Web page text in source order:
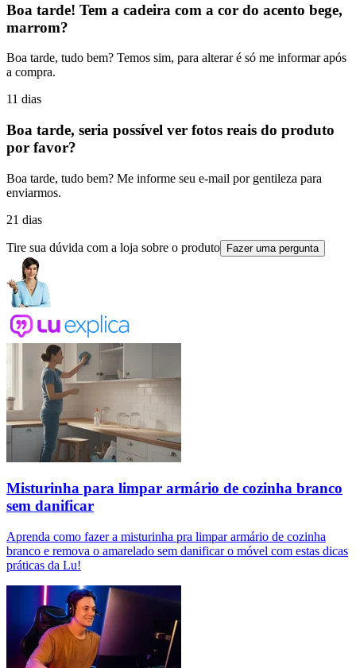
Boa tarde! Tem a cadeira com a cor do acento bege,
marrom?
Boa tarde, tudo bem? Temos sim, para alterar é só me informar após
a compra.
11 dias
Boa tarde, seria possível ver fotos reais do produto
por favor?
Boa tarde, tudo bem? Me informe seu e-mail por gentileza para
enviarmos.
21 dias
Tire sua dúvida com a loja sobre o produto Fazer uma pergunta
Misturinha para limpar armário de cozinha branco
sem danificar
Aprenda como fazer a misturinha pra limpar armário de cozinha
branco e remova o amarelado sem danificar o móvel com estas dicas
práticas da Lu!